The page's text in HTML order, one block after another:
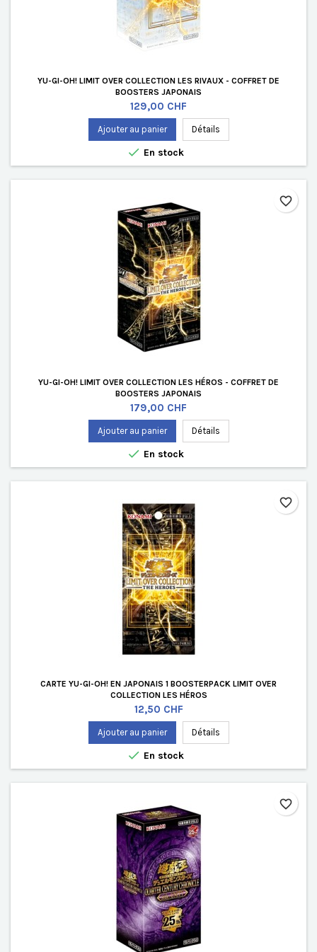
YU-GI-OH! LIMIT OVER COLLECTION LES RIVAUX - COFFRET DE
BOOSTERS JAPONAIS
Prix
129,00 CHF
Ajouter au panier Détails
 En stock
YU-GI-OH! LIMIT OVER COLLECTION LES HÉROS - COFFRET DE
BOOSTERS JAPONAIS
Prix
179,00 CHF
Ajouter au panier Détails
 En stock
favorite_border
CARTE YU-GI-OH! EN JAPONAIS 1 BOOSTERPACK LIMIT OVER
COLLECTION LES HÉROS
Prix
12,50 CHF
Ajouter au panier Détails
 En stock
favorite_border
favorite_border